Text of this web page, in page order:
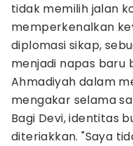
tidak memilih jalan
memperkenalkan
diplomasi sikap,
menjadi napas baru
Ahmadiyah dalam
mengakar selama
Bagi Devi, identitas
diteriakkan. "Saya